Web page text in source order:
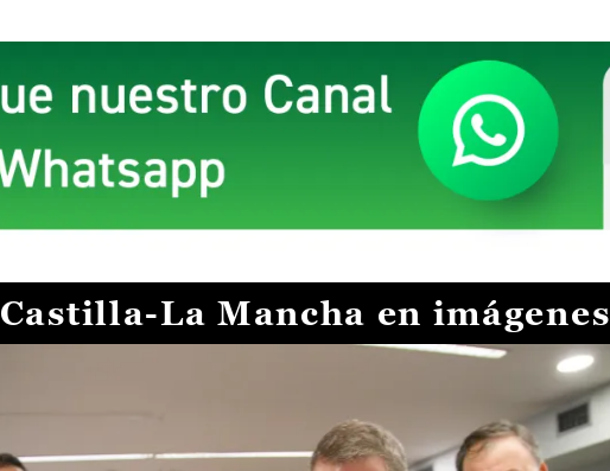
Castilla-La Mancha en imágenes